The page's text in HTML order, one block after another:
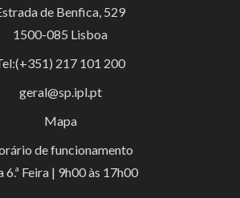
de Benfica, 529
1500-085 Lisboa
217 101 200
geral@sp.ipl.pt
Mapa
de funcionamento
6.ª Feira | 9h00 às 17h00